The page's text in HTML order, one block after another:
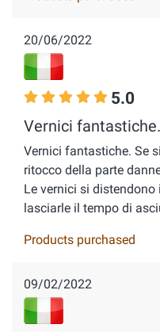
20/06/2022
5.0
Vernici
Vernici fantastiche. Se
ritocco della parte
Le vernici si
lasciarle il tempo di
Products purchased
09/02/2022